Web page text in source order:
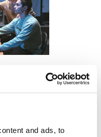
and ads, to